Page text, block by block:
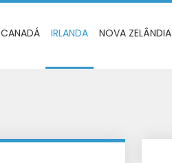
CANADÁ IRLANDA NOVA ZELÂNDIA